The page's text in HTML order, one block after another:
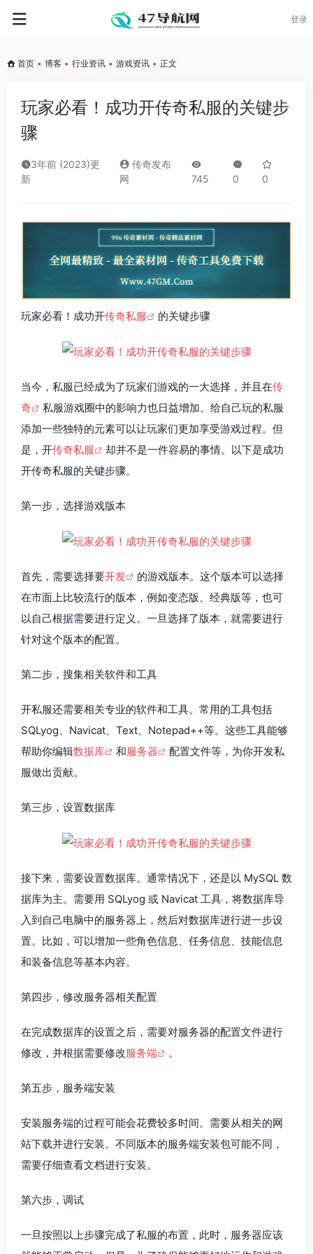
登录
首页 • 博客 • 行业资讯 • 游戏资讯 • 正文
玩家必看！成功开传奇私服的关键步
骤
3年前 (2023)更
新
传奇发布
网
745 0 0
玩家必看！成功开传奇私服 的关键步骤
当今，私服已经成为了玩家们游戏的一大选择，并且在传
奇
私服游戏圈中的影响力也日益增加。给自己玩的私服
添加一些独特的元素可以让玩家们更加享受游戏过程。但
是，开传奇私服
却并不是一件容易的事情。以下是成功
开传奇私服的关键步骤。
第一步，选择游戏版本
首先，需要选择要开发
的游戏版本。这个版本可以选择
在市面上比较流行的版本，例如变态版、经典版等，也可
以自己根据需要进行定义。一旦选择了版本，就需要进行
针对这个版本的配置。
第二步，搜集相关软件和工具
开私服还需要相关专业的软件和工具。常用的工具包括
SQLyog、Navicat、Text、Notepad++等。这些工具能够
帮助你编辑数据库 和服务器
配置文件等，为你开发私
服做出贡献。
第三步，设置数据库
接下来，需要设置数据库。通常情况下，还是以 MySQL 数
据库为主。需要用 SQLyog 或 Navicat 工具，将数据库导
入到自己电脑中的服务器上，然后对数据库进行进一步设
置。比如，可以增加一些角色信息、任务信息、技能信息
和装备信息等基本内容。
第四步，修改服务器相关配置
在完成数据库的设置之后，需要对服务器的配置文件进行
修改，并根据需要修改服务端 。
第五步，服务端安装
安装服务端的过程可能会花费较多时间。需要从相关的网
站下载并进行安装。不同版本的服务端安装包可能不同，
需要仔细查看文档进行安装。
第六步，调试
一旦按照以上步骤完成了私服的布置，此时，服务器应该